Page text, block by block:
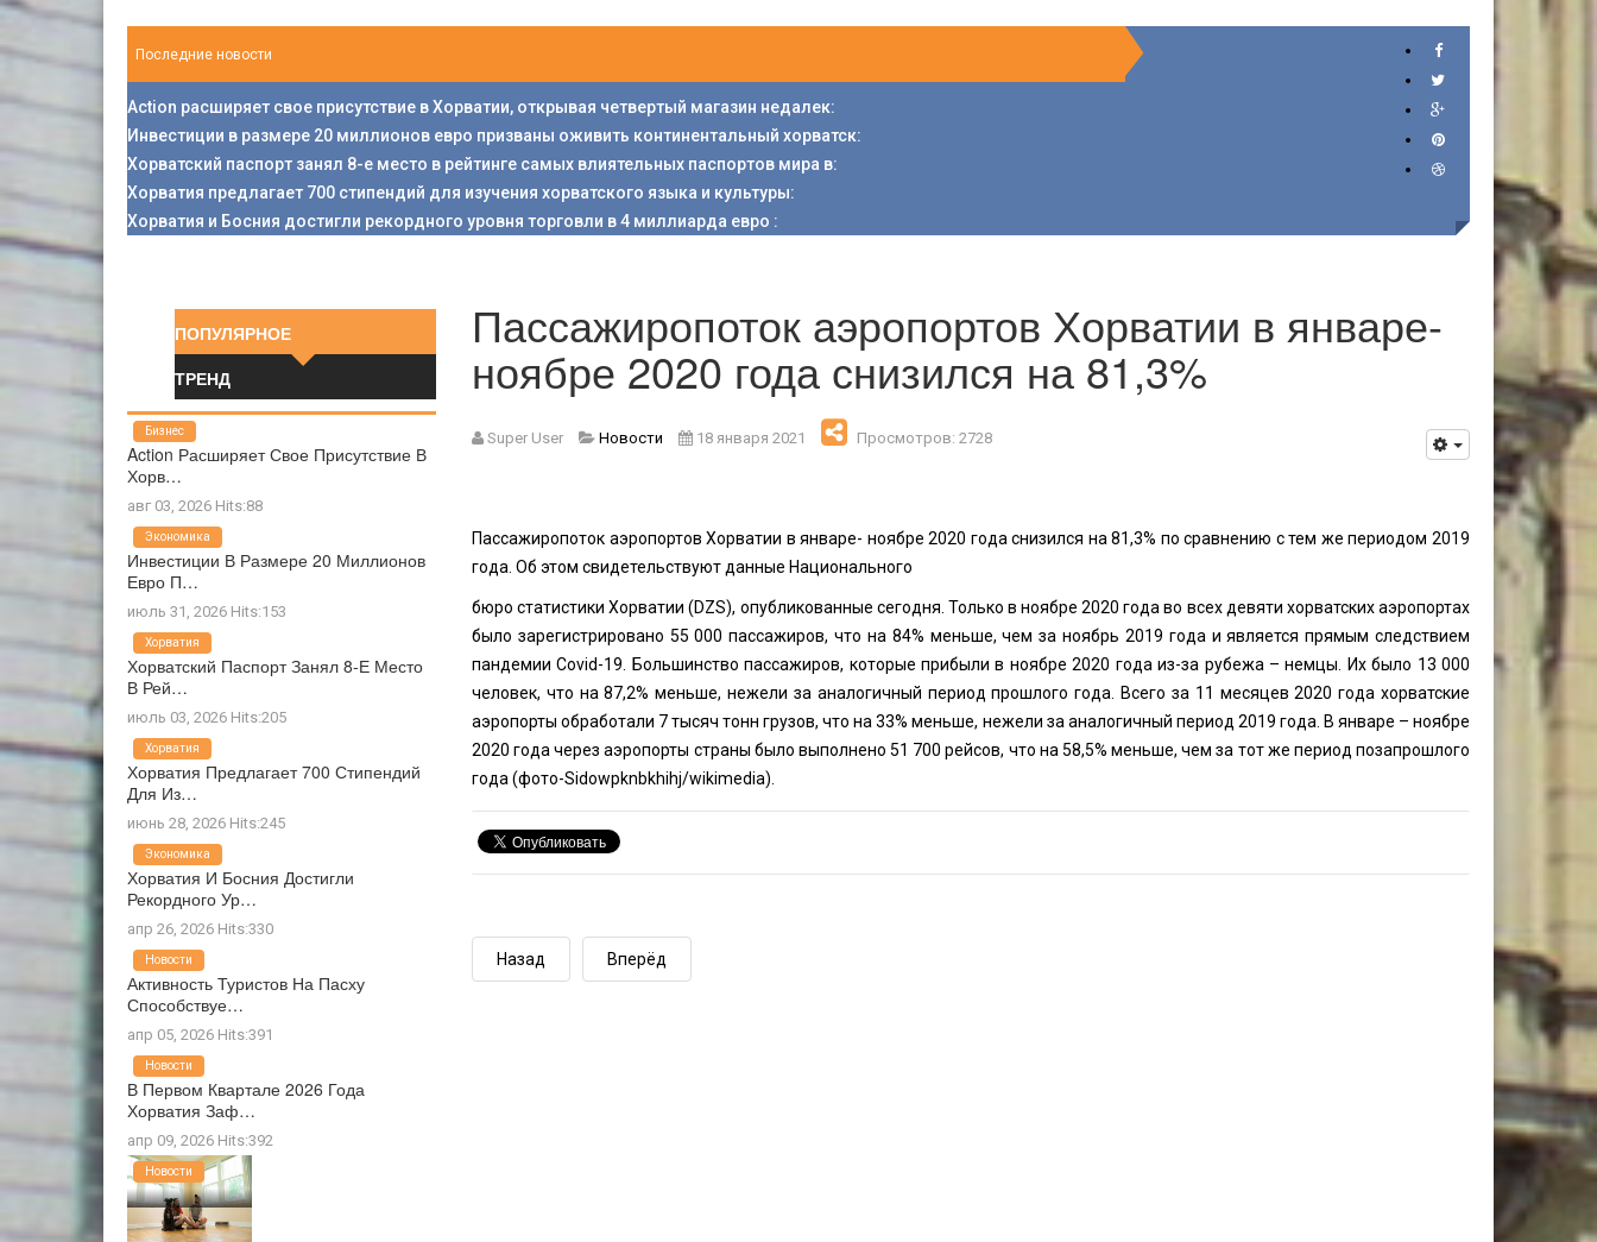
Последние новости
Action расширяет свое присутствие в Хорватии, открывая четвертый магазин недалек:
Инвестиции в размере 20 миллионов евро призваны оживить континентальный хорватск:
Хорватский паспорт занял 8-е место в рейтинге самых влиятельных паспортов мира в:
Хорватия предлагает 700 стипендий для изучения хорватского языка и культуры:
Хорватия и Босния достигли рекордного уровня торговли в 4 миллиарда евро :
Пассажиропоток аэропортов Хорватии в январе-
ноябре 2020 года снизился на 81,3%
Super User Новости 18 января 2021 Просмотров: 2728
Пассажиропоток аэропортов Хорватии в январе- ноябре 2020 года снизился на 81,3% по сравнению с тем же периодом 2019
года. Об этом свидетельствуют данные Национального
бюро статистики Хорватии (DZS), опубликованные сегодня. Только в ноябре 2020 года во всех девяти хорватских аэропортах
было зарегистрировано 55 000 пассажиров, что на 84% меньше, чем за ноябрь 2019 года и является прямым следствием
пандемии Covid-19. Большинство пассажиров, которые прибыли в ноябре 2020 года из-за рубежа – немцы. Их было 13 000
человек, что на 87,2% меньше, нежели за аналогичный период прошлого года. Всего за 11 месяцев 2020 года хорватские
аэропорты обработали 7 тысяч тонн грузов, что на 33% меньше, нежели за аналогичный период 2019 года. В январе – ноябре
2020 года через аэропорты страны было выполнено 51 700 рейсов, что на 58,5% меньше, чем за тот же период позапрошлого
года (фото-Sidowpknbkhihj/wikimedia).
Назад Вперёд
ПОПУЛЯРНОЕ
ТРЕНД
Action Расширяет Свое Присутствие В
Хорв…
авг 03, 2026 Hits:88
Бизнес
Инвестиции В Размере 20 Миллионов
Евро П…
июль 31, 2026 Hits:153
Экономика
Хорватский Паспорт Занял 8-Е Место
В Рей…
июль 03, 2026 Hits:205
Хорватия
Хорватия Предлагает 700 Стипендий
Для Из…
июнь 28, 2026 Hits:245
Хорватия
Хорватия И Босния Достигли
Рекордного Ур…
апр 26, 2026 Hits:330
Экономика
Активность Туристов На Пасху
Способствуе…
апр 05, 2026 Hits:391
Новости
В Первом Квартале 2026 Года
Хорватия Заф…
апр 09, 2026 Hits:392
Новости
Новости